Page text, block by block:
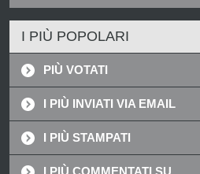
I PIÙ POPOLARI
PIÙ VOTATI
I PIÙ INVIATI VIA EMAIL
I PIÙ STAMPATI
I PIÙ COMMENTATI SU